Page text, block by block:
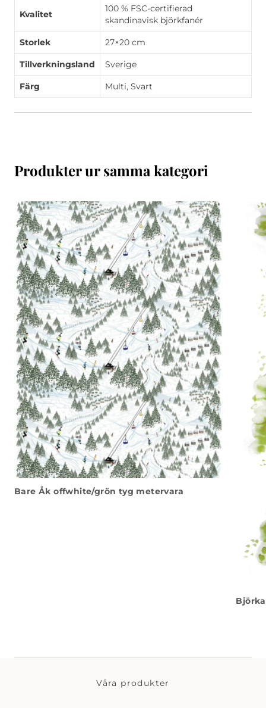
Kvalitet
100 % FSC-certifierad
skandinavisk björkfanér
Storlek 27×20 cm
Tillverkningsland Sverige
Färg Multi, Svart
Produkter ur samma kategori
Bare Åk offwhite/grön tyg metervara
Våra produkter